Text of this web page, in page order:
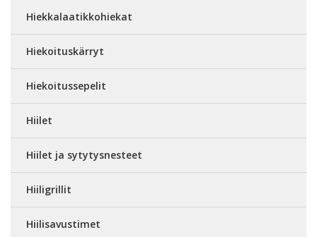
Hiekkalaatikkohiekat
Hiekoituskärryt
Hiekoitussepelit
Hiilet
Hiilet ja sytytysnesteet
Hiiligrillit
Hiilisavustimet